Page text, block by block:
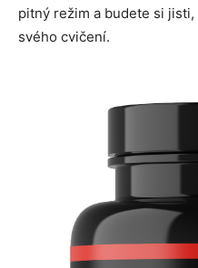
pitný režim a budete si
svého cvičení.